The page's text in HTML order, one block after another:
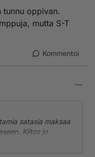
tunnu oppivan.
mutta S-T
Kommentoi
satasia maksaa
Kiitos jo
ihminen